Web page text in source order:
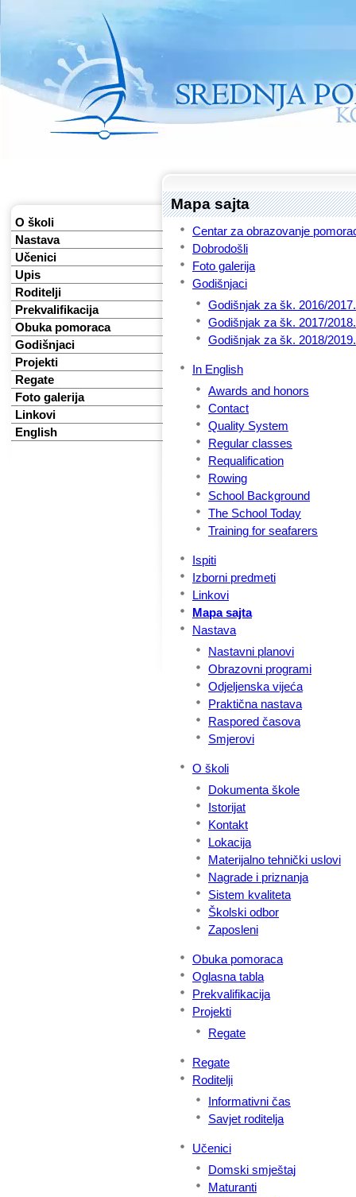
O školi
Nastava
Učenici
Upis
Roditelji
Prekvalifikacija
Obuka pomoraca
Godišnjaci
Projekti
Regate
Foto galerija
Linkovi
English
Mapa sajta
Centar za obrazovanje
Dobrodošli
Foto galerija
Godišnjaci
Godišnjak za šk. 2016/
Godišnjak za šk. 2017/
Godišnjak za šk. 2018/
In English
Awards and honors
Contact
Quality System
Regular classes
Requalification
Rowing
School Background
The School Today
Training for seafarers
Ispiti
Izborni predmeti
Linkovi
Mapa sajta
Nastava
Nastavni planovi
Obrazovni programi
Odjeljenska vijeća
Praktična nastava
Raspored časova
Smjerovi
O školi
Dokumenta škole
Istorijat
Kontakt
Lokacija
Materijalno tehnički uslovi
Nagrade i priznanja
Sistem kvaliteta
Školski odbor
Zaposleni
Obuka pomoraca
Oglasna tabla
Prekvalifikacija
Projekti
Regate
Regate
Roditelji
Informativni čas
Savjet roditelja
Učenici
Domski smještaj
Maturanti